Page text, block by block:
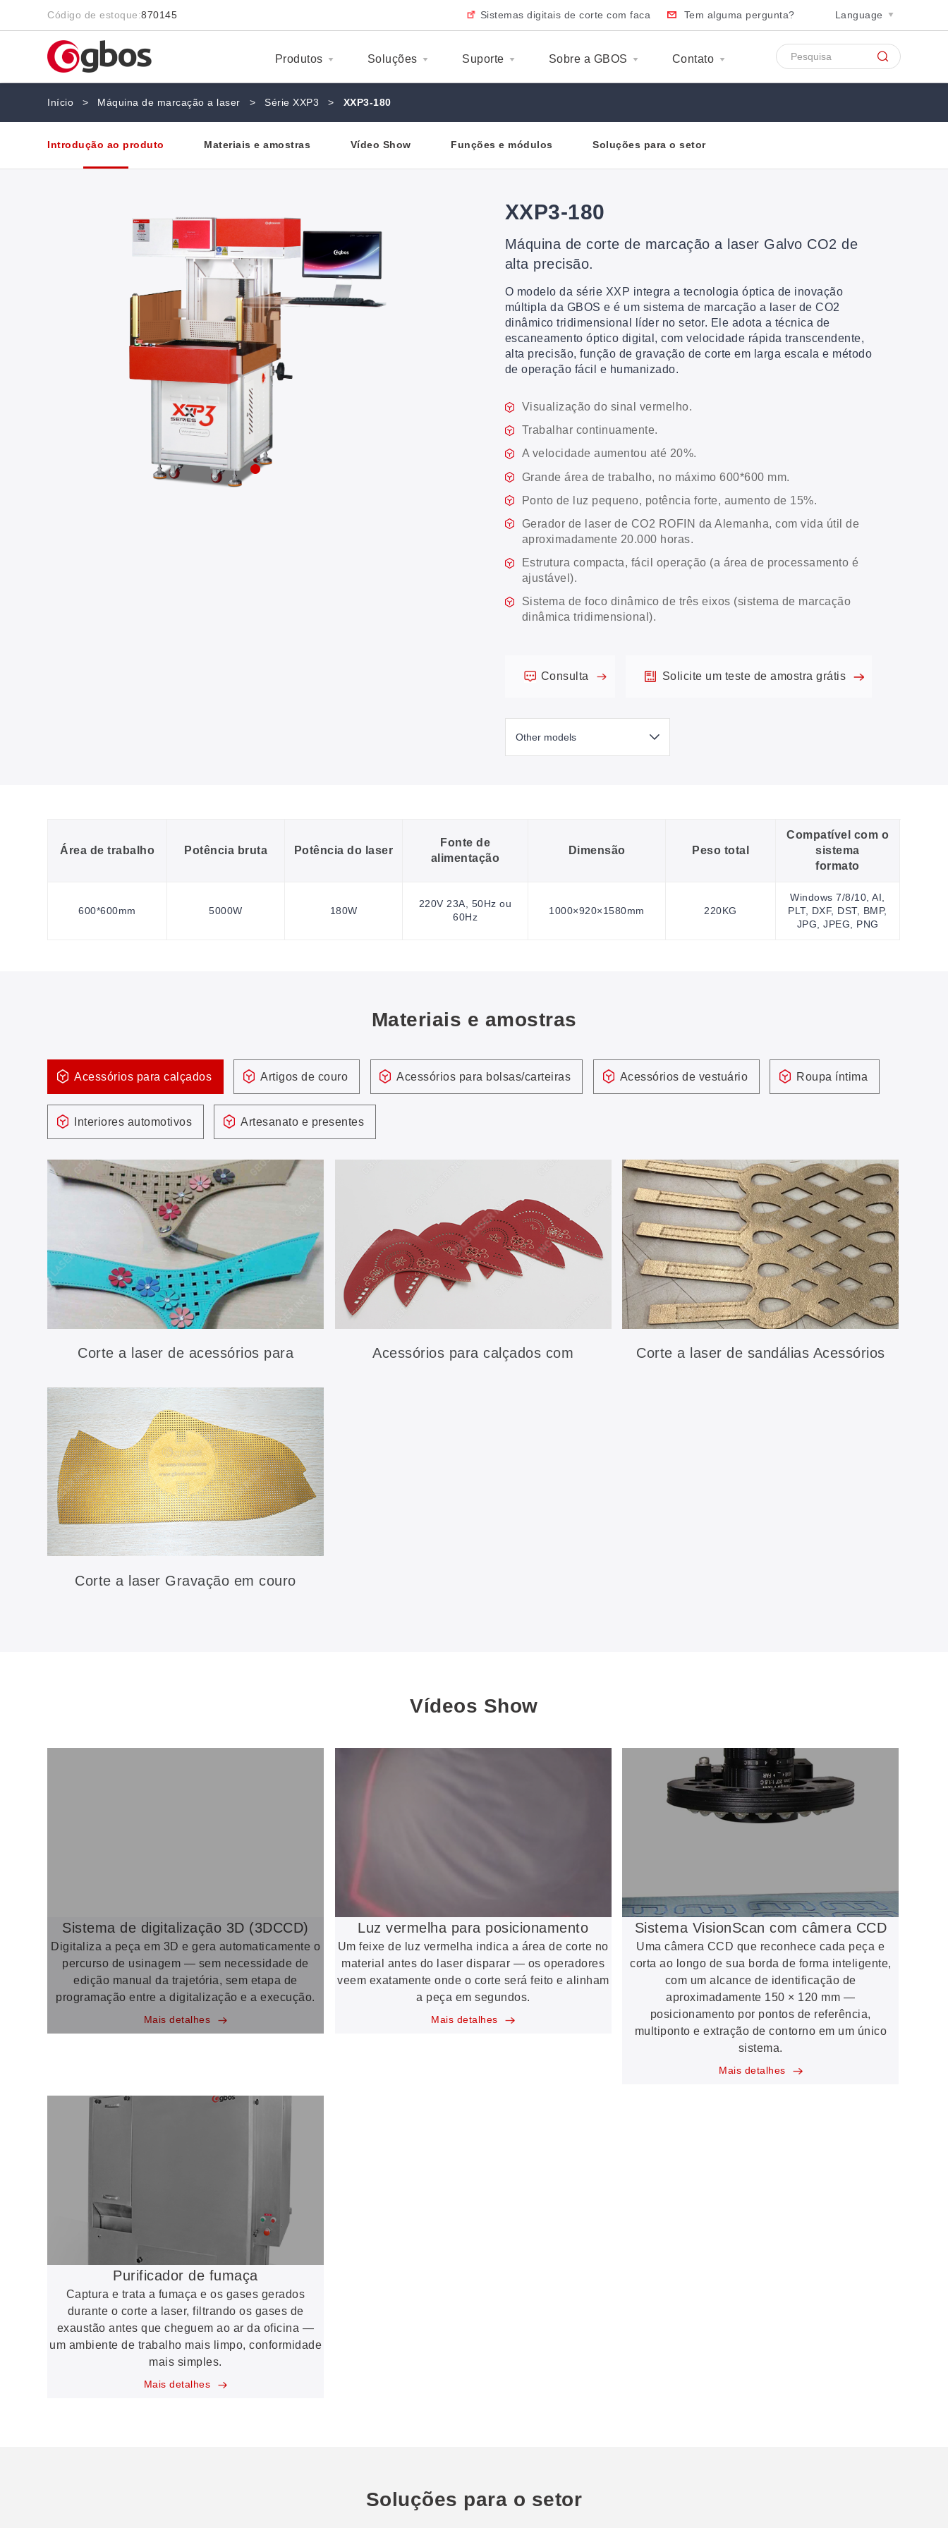
Código de estoque:870145 Sistemas digitais de corte com faca Tem alguma pergunta? Language
Produtos Soluções Suporte Sobre a GBOS Contato
Início > Máquina de marcação a laser > Série XXP3 > XXP3-180
Introdução ao produto Materiais e amostras Vídeo Show Funções e módulos Soluções para o setor
XXP3-180
Máquina de corte de marcação a laser Galvo CO2 de
alta precisão.
O modelo da série XXP integra a tecnologia óptica de inovação
múltipla da GBOS e é um sistema de marcação a laser de CO2
dinâmico tridimensional líder no setor. Ele adota a técnica de
escaneamento óptico digital, com velocidade rápida transcendente,
alta precisão, função de gravação de corte em larga escala e método
de operação fácil e humanizado.
Visualização do sinal vermelho.
Trabalhar continuamente.
A velocidade aumentou até 20%.
Grande área de trabalho, no máximo 600*600 mm.
Ponto de luz pequeno, potência forte, aumento de 15%.
Gerador de laser de CO2 ROFIN da Alemanha, com vida útil de
aproximadamente 20.000 horas.
Estrutura compacta, fácil operação (a área de processamento é
ajustável).
Sistema de foco dinâmico de três eixos (sistema de marcação
dinâmica tridimensional).
Consulta Solicite um teste de amostra grátis
Área de trabalho Potência bruta Potência do laser
Fonte de
alimentação
Dimensão Peso total
Compatível com o
sistema
formato
600*600mm 5000W 180W
220V 23A, 50Hz ou
60Hz
1000×920×1580mm 220KG
Windows 7/8/10, AI,
PLT, DXF, DST, BMP,
JPG, JPEG, PNG
Materiais e amostras
Acessórios para calçados Artigos de couro Acessórios para bolsas/carteiras Acessórios de vestuário Roupa íntima
Interiores automotivos Artesanato e presentes
Corte a laser de acessórios para
Acessórios para calçados com
Corte a laser de sandálias Acessórios
Corte a laser Gravação em couro
Vídeos Show
Sistema de digitalização 3D (3DCCD)
Digitaliza a peça em 3D e gera automaticamente o
percurso de usinagem — sem necessidade de
edição manual da trajetória, sem etapa de
programação entre a digitalização e a execução.
Mais detalhes
Luz vermelha para posicionamento
Um feixe de luz vermelha indica a área de corte no
material antes do laser disparar — os operadores
veem exatamente onde o corte será feito e alinham
a peça em segundos.
Mais detalhes
Sistema VisionScan com câmera CCD
Uma câmera CCD que reconhece cada peça e
corta ao longo de sua borda de forma inteligente,
com um alcance de identificação de
aproximadamente 150 × 120 mm —
posicionamento por pontos de referência,
multiponto e extração de contorno em um único
sistema.
Mais detalhes
Purificador de fumaça
Captura e trata a fumaça e os gases gerados
durante o corte a laser, filtrando os gases de
exaustão antes que cheguem ao ar da oficina —
um ambiente de trabalho mais limpo, conformidade
mais simples.
Mais detalhes
Soluções para o setor